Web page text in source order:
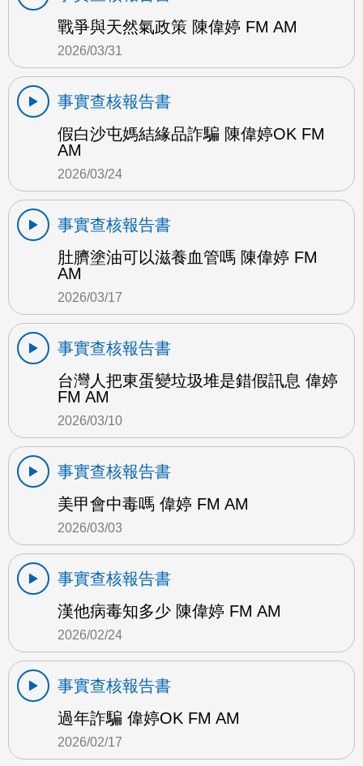
戰爭與天然氣政策 陳偉婷 FM AM
2026/03/31
事實查核報告書
假白沙屯媽結緣品詐騙 陳偉婷OK FM
AM
2026/03/24
事實查核報告書
肚臍塗油可以滋養血管嗎 陳偉婷 FM
AM
2026/03/17
事實查核報告書
台灣人把東蛋變垃圾堆是錯假訊息 偉婷
FM AM
2026/03/10
事實查核報告書
美甲會中毒嗎 偉婷 FM AM
2026/03/03
事實查核報告書
漢他病毒知多少 陳偉婷 FM AM
2026/02/24
事實查核報告書
過年詐騙 偉婷OK FM AM
2026/02/17